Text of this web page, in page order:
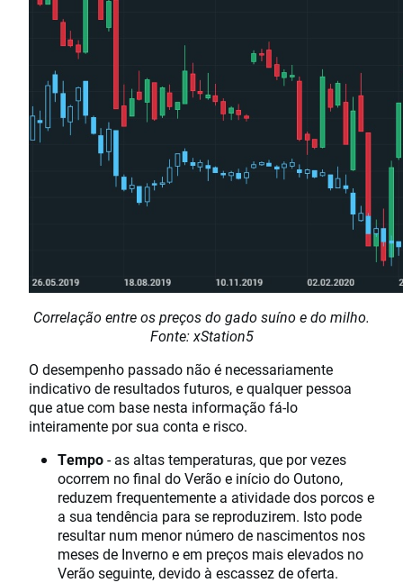
Correlação entre os preços do gado suíno e do milho.
Fonte: xStation5
O desempenho passado não é necessariamente
indicativo de resultados futuros, e qualquer pessoa
que atue com base nesta informação fá-lo
inteiramente por sua conta e risco.
Tempo- as altas temperaturas, que por vezes
ocorrem no final do Verão e início do Outono,
reduzem frequentemente a atividade dos porcos e
a sua tendência para se reproduzirem. Isto pode
resultar num menor número de nascimentos nos
meses de Inverno e em preços mais elevados no
Verão seguinte, devido à escassez de oferta.